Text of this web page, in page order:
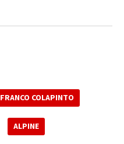
FRANCO COLAPINTO
ALPINE